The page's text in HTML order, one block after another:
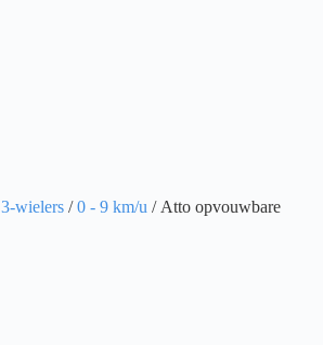
3-wielers /0 - 9 km/u / Atto opvouwbare